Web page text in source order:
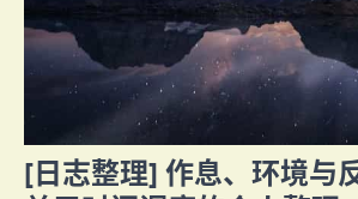
[日志整理] 作息、环境与